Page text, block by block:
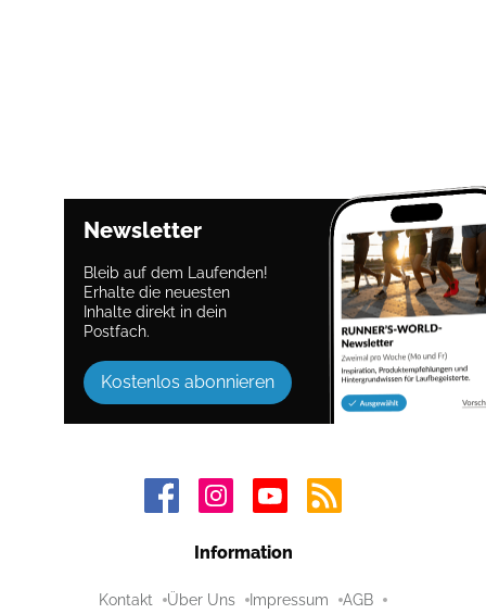
Newsletter
Bleib auf dem Laufenden!
Erhalte die neuesten
Inhalte direkt in dein
Postfach.
Kostenlos abonnieren
Information
Kontakt Über Uns Impressum AGB